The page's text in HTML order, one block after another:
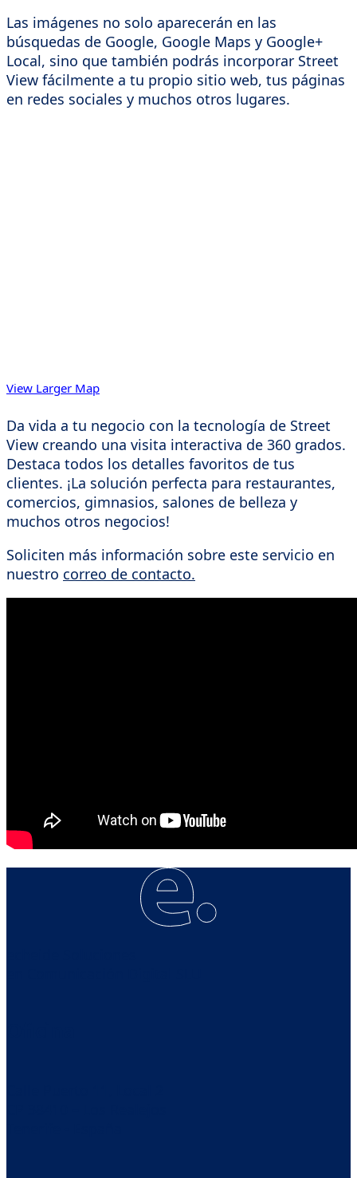
Las imágenes no solo aparecerán en las
búsquedas de Google, Google Maps y Google+
Local, sino que también podrás incorporar Street
View fácilmente a tu propio sitio web, tus páginas
en redes sociales y muchos otros lugares.
View Larger Map
Da vida a tu negocio con la tecnología de Street
View creando una visita interactiva de 360 grados.
Destaca todos los detalles favoritos de tus
clientes. ¡La solución perfecta para restaurantes,
comercios, gimnasios, salones de belleza y
muchos otros negocios!
Soliciten más información sobre este servicio en
nuestro correo de contacto.